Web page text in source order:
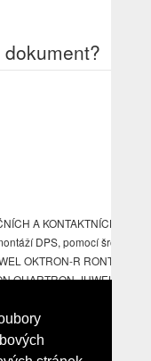
A KONTAKTNÍCH
DPS, pomocí šroubů
OKTRON-R RONTRON-
QUARTRON-JUWEL RX
R QUARTEX-R-JUWEL
67a, 60200 Brno